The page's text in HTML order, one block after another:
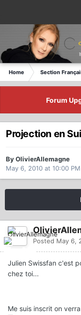
Home Section
Forum
Projection en
By OlivierAllemagne
May 6, 2010 at 10:00 PM
Posted May 6,
Julien Swissfan c'est
chez toi...
Me suis inscrit on